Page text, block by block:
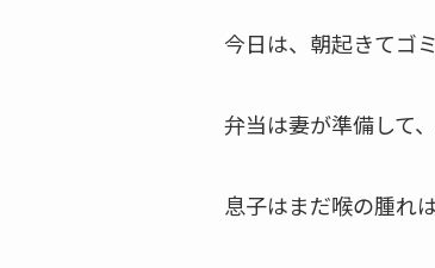
今日は、朝起きてゴ
弁当は妻が準備して
息子はまだ喉の腫れ